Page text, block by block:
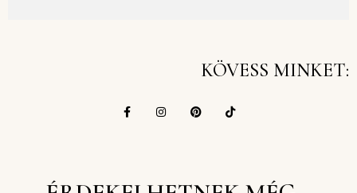
KÖVESS MINKET: